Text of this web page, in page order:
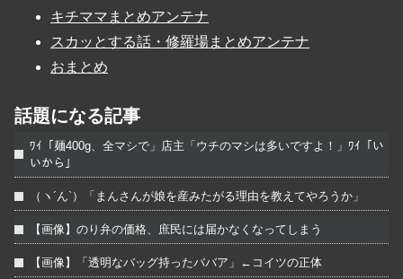
キチママまとめアンテナ
スカッとする話・修羅場まとめアンテナ
おまとめ
話題になる記事
ﾜｲ「麺400g、全マシで」店主「ウチのマシは多いですよ！」ﾜｲ「い
いから」
（ヽ´ん`）「まんさんが娘を産みたがる理由を教えてやろうか」
【画像】のり弁の価格、庶民には届かなくなってしまう
【画像】「透明なバッグ持ったババア」←コイツの正体